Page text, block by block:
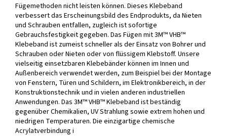
Fügemethoden nicht leisten können. Dieses Klebeband
verbessert das Erscheinungsbild des Endprodukts, da Nieten
und Schrauben entfallen, zugleich ist sofortige
Gebrauchsfestigkeit gegeben. Das Fügen mit 3M™ VHB™
Klebeband ist zumeist schneller als der Einsatz von Bohrer und
Schrauben oder Nieten oder von flüssigem Klebstoff. Unsere
vielseitig einsetzbaren Klebebänder können im Innen und
Außenbereich verwendet werden, zum Beispiel bei der Montage
von Fenstern, Türen und Schildern, im Elektronikbereich, in der
Konstruktionstechnik und in vielen anderen industriellen
Anwendungen. Das 3M™ VHB™ Klebeband ist beständig
gegenüber Chemikalien, UV Strahlung sowie extrem hohen und
niedrigen Temperaturen. Die einzigartige chemische
Acrylatverbindung i